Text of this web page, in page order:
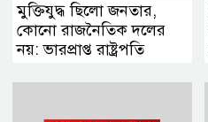
মুক্তিযুদ্ধ ছিলো জনতার,
কোনো রাজনৈতিক দলের
নয়: ভারপ্রাপ্ত রাষ্ট্রপতি